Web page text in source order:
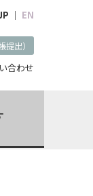
｜ EN
出）
合わせ